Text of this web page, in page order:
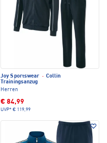
Joy Sportswear · Collin
Trainingsanzug
Herren
€ 84,99
UVP* € 119,99